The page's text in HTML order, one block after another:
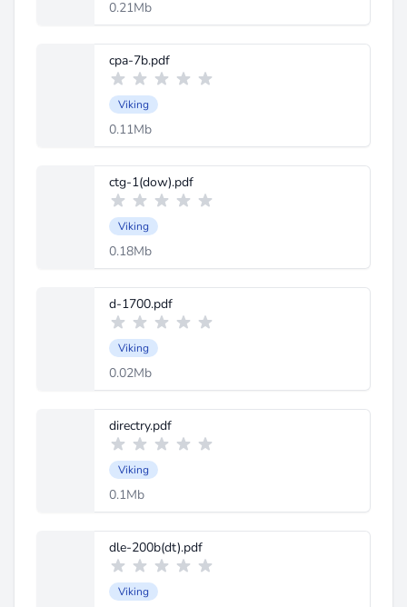
0.21Mb
cpa-7b.pdf
Viking
0.11Mb
ctg-1(dow).pdf
Viking
0.18Mb
d-1700.pdf
Viking
0.02Mb
directry.pdf
Viking
0.1Mb
dle-200b(dt).pdf
Viking